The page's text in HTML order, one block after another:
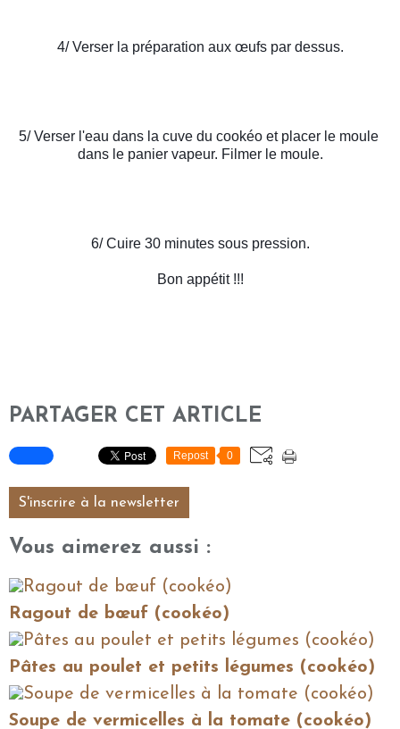
4/ Verser la préparation aux œufs par dessus.
5/ Verser l'eau dans la cuve du cookéo et placer le moule
dans le panier vapeur. Filmer le moule.
6/ Cuire 30 minutes sous pression.
Bon appétit !!!
PARTAGER CET ARTICLE
Repost 0
S'inscrire à la newsletter
Vous aimerez aussi :
Ragout de bœuf (cookéo)
Pâtes au poulet et petits légumes (cookéo)
Soupe de vermicelles à la tomate (cookéo)